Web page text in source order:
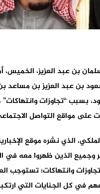
بن عبد العزيز، الخميس،
بن عبد العزيز بن مساعد
بسبب “تجاوزات
على مواقع التواصل
الذي نشره موقع
وجميع الذين ظهروا معه في
وانتهاكات؛ تستوجب
في كل الجنايات التي